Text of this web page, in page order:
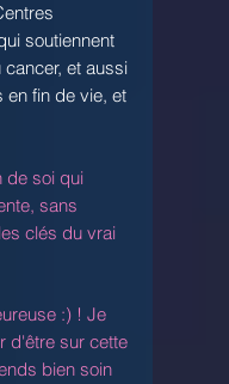
soutiennent
et aussi
en fin de vie, et
de soi qui
sans
clés du vrai
:) ! Je
d'être sur cette
bien soin